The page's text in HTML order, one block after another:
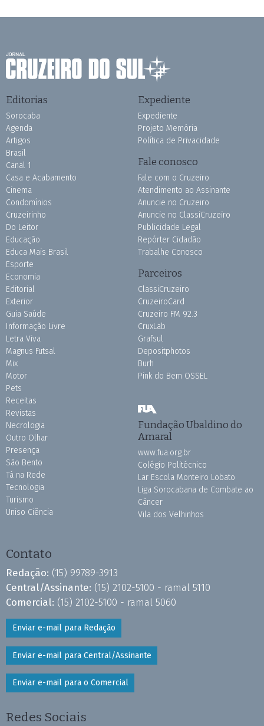
Editorias
Sorocaba
Agenda
Artigos
Brasil
Canal 1
Casa e Acabamento
Cinema
Condomínios
Cruzeirinho
Do Leitor
Educação
Educa Mais Brasil
Esporte
Economia
Editorial
Exterior
Guia Saúde
Informação Livre
Letra Viva
Magnus Futsal
Mix
Motor
Pets
Receitas
Revistas
Necrologia
Outro Olhar
Presença
São Bento
Tá na Rede
Tecnologia
Turismo
Uniso Ciência
Expediente
Expediente
Projeto Memória
Política de Privacidade
Fale conosco
Fale com o Cruzeiro
Atendimento ao Assinante
Anuncie no Cruzeiro
Anuncie no ClassiCruzeiro
Publicidade Legal
Repórter Cidadão
Trabalhe Conosco
Parceiros
ClassiCruzeiro
CruzeiroCard
Cruzeiro FM 92.3
CruxLab
Grafsul
Depositphotos
Burh
Pink do Bem OSSEL
Fundação Ubaldino do
Amaral
www.fua.org.br
Colégio Politécnico
Lar Escola Monteiro Lobato
Liga Sorocabana de Combate ao
Câncer
Vila dos Velhinhos
Contato
Redação: (15) 99789-3913
Central/Assinante: (15) 2102-5100 - ramal 5110
Comercial: (15) 2102-5100 - ramal 5060
Enviar e-mail para Redação
Enviar e-mail para Central/Assinante
Enviar e-mail para o Comercial
Redes Sociais